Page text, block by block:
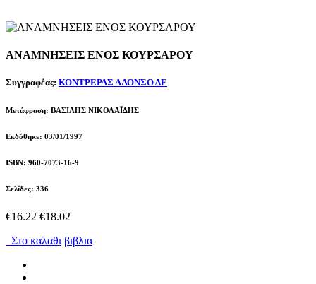
ΑΝΑΜΝΗΣΕΙΣ ΕΝΟΣ ΚΟΥΡΣΑΡΟΥ
Συγγραφέας: ΚΟΝΤΡΕΡΑΣ ΑΛΟΝΣΟ ΔΕ
Μετάφραση: ΒΑΣΙΛΗΣ ΝΙΚΟΛΑΪΔΗΣ
Εκδόθηκε: 03/01/1997
ISBN: 960-7073-16-9
Σελίδες: 336
€16.22 €18.02
Στο καλαθι βιβλια